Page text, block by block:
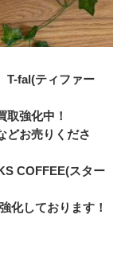
T-fal(ティファー
取強化中！
どお売りくださ
COFFEE(スター
化しております！